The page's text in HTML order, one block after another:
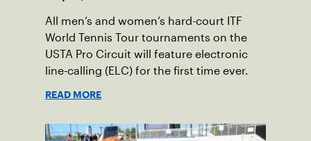
All men’s and women’s hard-court ITF
World Tennis Tour tournaments on the
USTA Pro Circuit will feature electronic
line-calling (ELC) for the first time ever.
READ MORE